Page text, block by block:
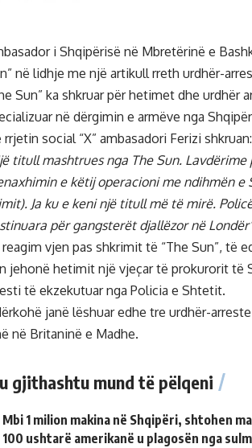
i Shqipërisë në Mbretërinë e
në lidhje me një artikull rreth urdhër-
Sun” ka shkruar për hetimet dhe urdhër
në dërgimin e armëve nga
rrjetin social “X” ambasadori Ferizi shkruan:
titull mashtrues nga The Sun.
e këtij operacioni me ndihmën e
Ja ku e keni një titull më të mirë.
për gangsterët djallëzor në Londër
reagim vjen pas shkrimit të “The Sun”, të
jehonë hetimit një vjeçar të prokurorit të
të ekzekutuar nga Policia e Shtetit.
janë lëshuar edhe tre urdhër-
në Britaninë e Madhe.
gjithashtu mund të pëlqeni
Mbi 1 milion makina në Shqipëri, shtohen
100 ushtarë amerikanë u plagosën nga